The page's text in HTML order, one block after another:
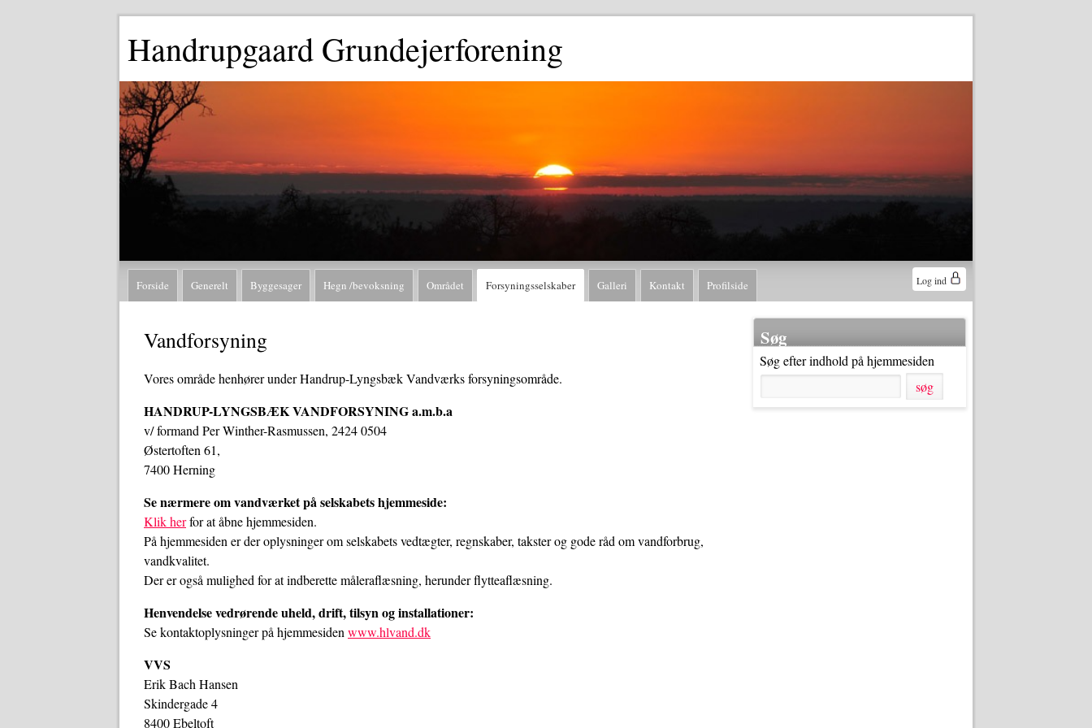
Handrupgaard Grundejerforening
Log ind
Forside Generelt Byggesager Hegn /bevoksning Området Forsyningsselskaber Galleri Kontakt Profilside
Vandforsyning
Vores område henhører under Handrup-Lyngsbæk Vandværks forsyningsområde.
HANDRUP-LYNGSBÆK VANDFORSYNING a.m.b.a
v/ formand Per Winther-Rasmussen, 2424 0504
Østertoften 61,
7400 Herning
Se nærmere om vandværket på selskabets hjemmeside:
Klik herfor at åbne hjemmesiden.
På hjemmesiden er der oplysninger om selskabets vedtægter, regnskaber, takster og gode råd om vandforbrug,
vandkvalitet.
Der er også mulighed for at indberette måleraflæsning, herunder flytteaflæsning.
Henvendelse vedrørende uheld, drift, tilsyn og installationer:
Se kontaktoplysninger på hjemmesiden www.hlvand.dk
VVS
Erik Bach Hansen
Skindergade 4
8400 Ebeltoft
Søg
Søg efter indhold på hjemmesiden